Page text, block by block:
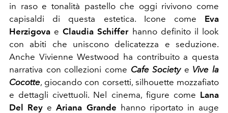
in raso e tonalità pastello che oggi rivivono come
capisaldi di questa estetica. Icone come Eva
Herzigova e Claudia Schifferhanno definito il look
con abiti che uniscono delicatezza e seduzione.
Anche Vivienne Westwood ha contribuito a questa
narrativa con collezioni come Cafe Societye Vive la
Cocotte, giocando con corsetti, silhouette mozzafiato
e dettagli civettuoli. Nel cinema, figure come Lana
Del Rey eAriana Grande hanno riportato in auge